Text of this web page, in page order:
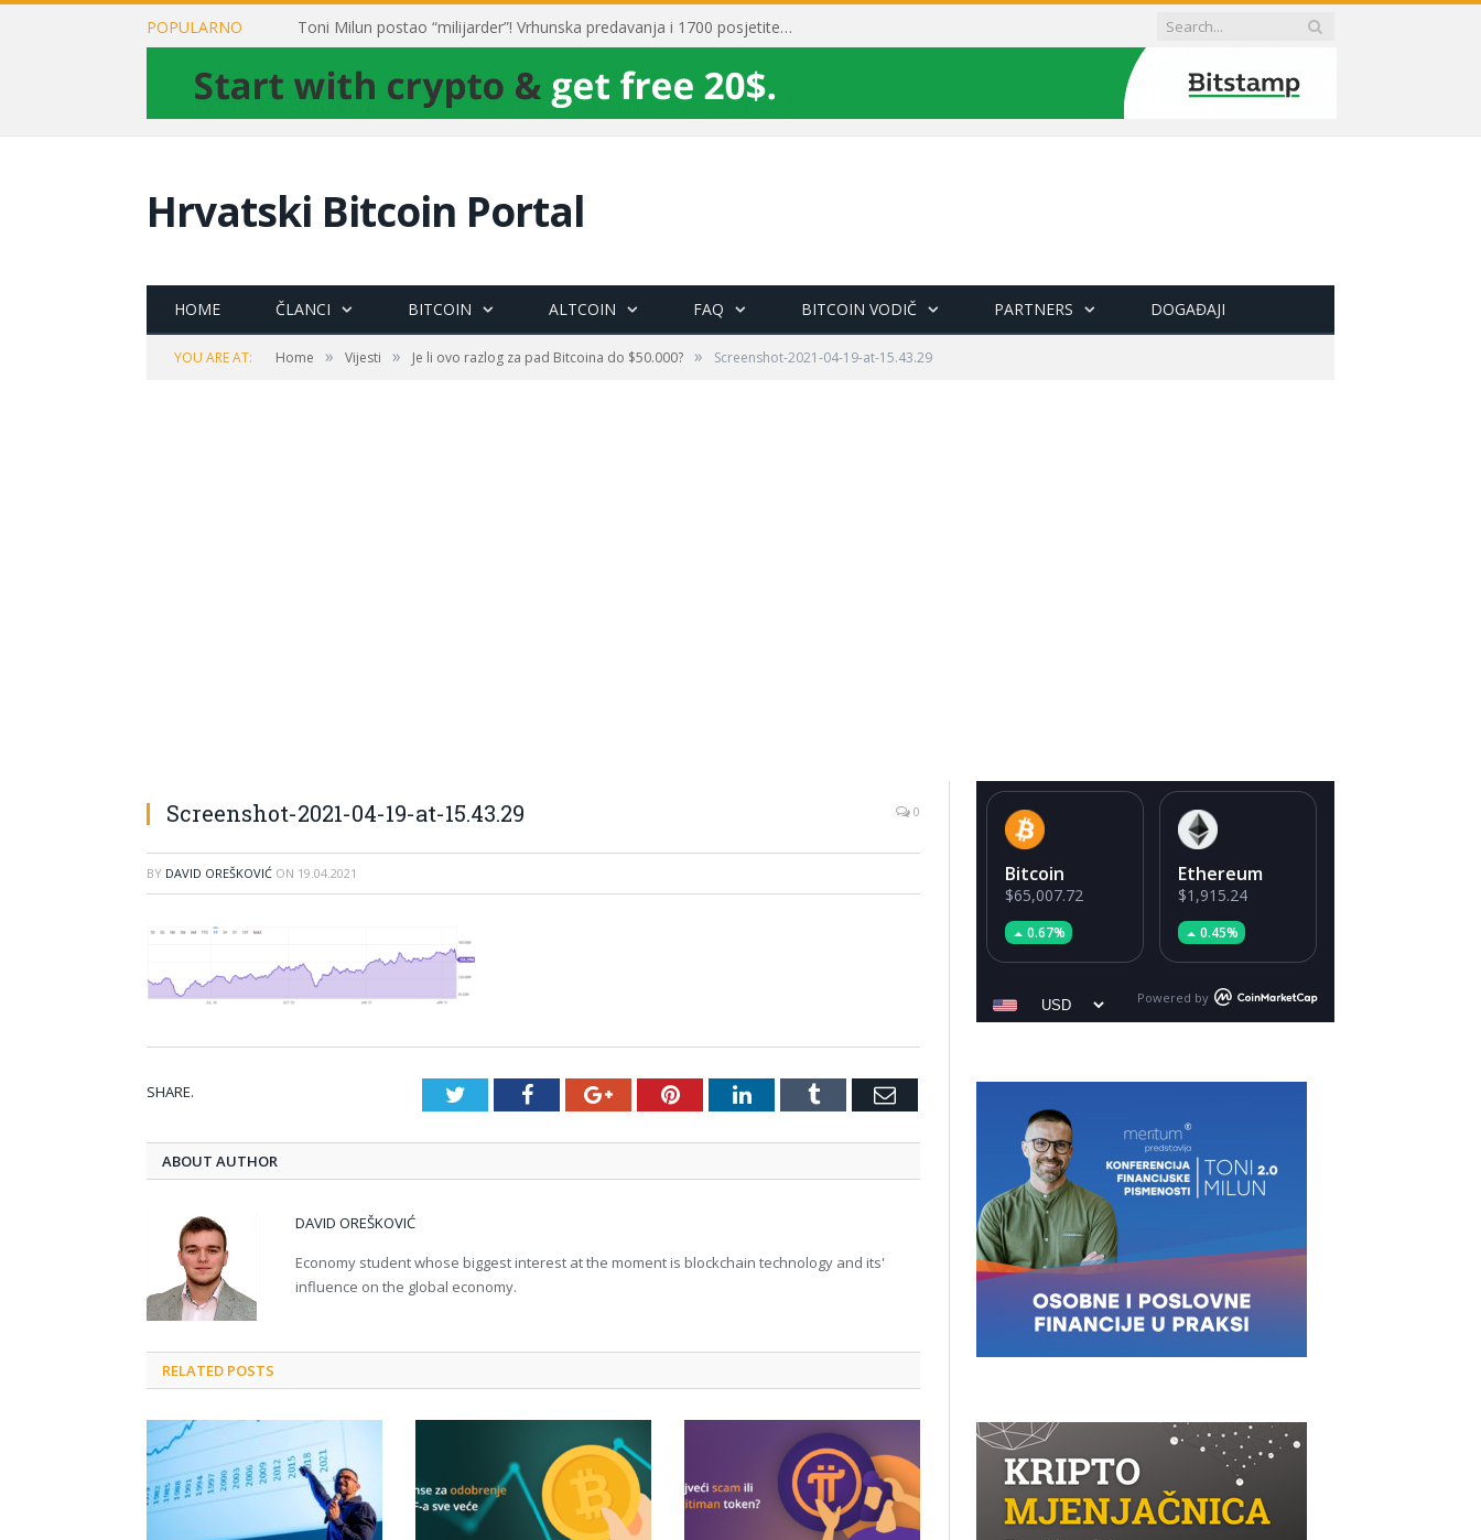
POPULARNO Toni Milun postao “milijarder”! Vrhunska predavanja i 1700 posjetitelja obilježili su mjesec financijske pismenosti
Hrvatski Bitcoin Portal
HOME ČLANCI BITCOIN ALTCOIN FAQ BITCOIN VODIČ PARTNERS DOGAĐAJI
YOU ARE AT: Home » Vijesti » Je li ovo razlog za pad Bitcoina do $50.000? » Screenshot-2021-04-19-at-15.43.29
Screenshot-2021-04-19-at-15.43.29 0
BY DAVID OREŠKOVIĆ ON 19.04.2021
SHARE. TwitterFacebookGoogle+PinterestLinkedInTumblr Email
ABOUT AUTHOR
DAVID OREŠKOVIĆ
Economy student whose biggest interest at the moment is blockchain technology and its'
influence on the global economy.
RELATED POSTS
Bitcoin
$65,007.72
0.67%
Ethereum
$1,915.24
0.45%
Powered by